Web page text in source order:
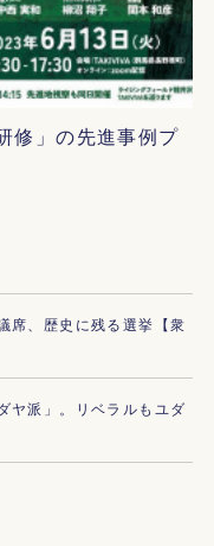
修」の先進事例プ
席、歴史に残る選挙【衆
ヤ派」。リベラルもユダ